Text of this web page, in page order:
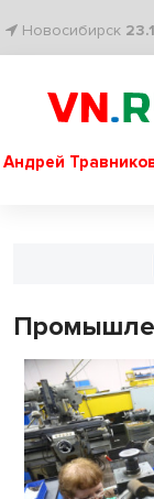
Новосибирск
Андрей